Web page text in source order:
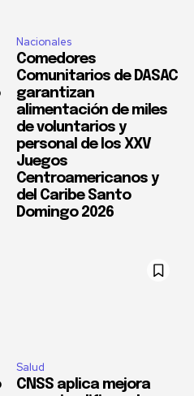
Nacionales
Comedores
Comunitarios de DASAC
garantizan
alimentación de miles
de voluntarios y
personal de los XXV
Juegos
Centroamericanos y
del Caribe Santo
Domingo 2026
Salud
CNSS aplica mejora